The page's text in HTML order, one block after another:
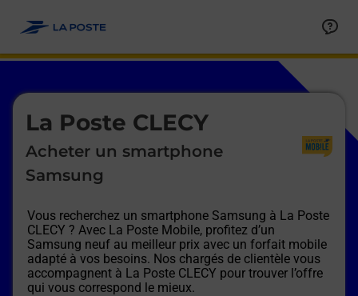
La Poste CLECY
Acheter un smartphone
Samsung
Vous recherchez un smartphone Samsung à La Poste
CLECY ? Avec La Poste Mobile, profitez d’un
Samsung neuf au meilleur prix avec un forfait mobile
adapté à vos besoins. Nos chargés de clientèle vous
accompagnent à La Poste CLECY pour trouver l’offre
qui vous correspond le mieux.
Le lien s'ouvre dans un nouvel onglet